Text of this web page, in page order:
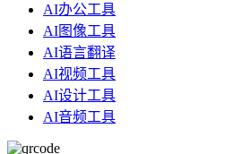
AI办公工具
AI图像工具
AI语言翻译
AI视频工具
AI设计工具
AI音频工具